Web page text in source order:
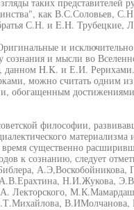
как В.С.Соловьев,
С.Н. и E.H. Трубецкие,
и
сознания и мысли во
данном H.K. и Е.И.
можно считать одним из
обогащенным
философии,
время существенно
к сознанию, следует
А.Э,Воскобойникова,
Н.И.Жукова,
Лекторского,
В.ИМолчанова,